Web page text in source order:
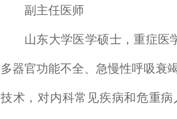
副主任医师
山东大学医学硕士，重症医
多器官功能不全、 急慢性呼吸衰
技术 ， 对内科常见疾病和危重